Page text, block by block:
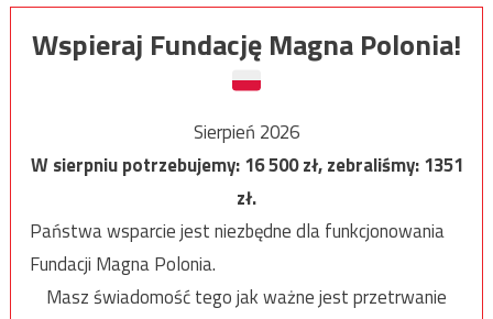
Wspieraj Fundację Magna Polonia!
Sierpień 2026
W sierpniu potrzebujemy:16 500zł, zebraliśmy:1351
zł.
Państwa wsparcie jest niezbędne dla funkcjonowania
Fundacji Magna Polonia.
Masz świadomość tego jak ważne jest przetrwanie